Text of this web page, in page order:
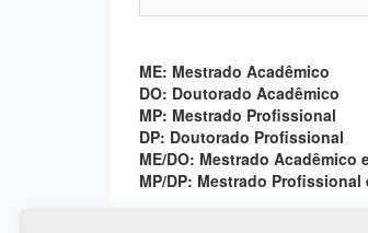
ME: Mestrado Acadêmico
DO: Doutorado Acadêmico
MP: Mestrado Profissional
DP: Doutorado Profissional
ME/DO: Mestrado Acadêmico
MP/DP: Mestrado